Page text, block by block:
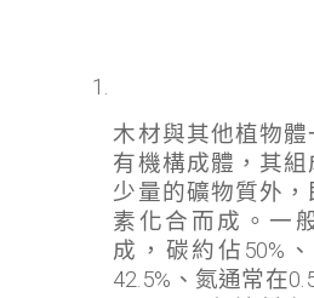
木材與其他植物
有機構成體，其
少量的礦物質外
素化合而成。一
成，碳約佔50%
42.5%、氮通常在